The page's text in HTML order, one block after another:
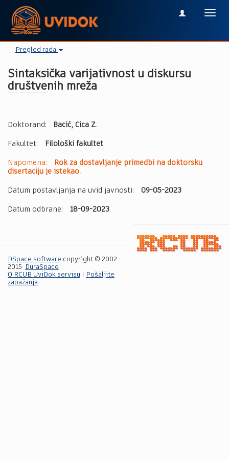
Pregled rada
Sintaksička varijativnost u diskursu
društvenih mreža
Doktorand: Bacić, Cica Z.
Fakultet: Filološki fakultet
Napomena:
Rok za dostavljanje primedbi na doktorsku
disertaciju je istekao.
Datum postavljanja na uvid javnosti: 09-05-2023
Datum odbrane: 18-09-2023
DSpace software copyright © 2002-
2015
DuraSpace
O RCUB UviDok servisu
Pošaljite
zapažanja